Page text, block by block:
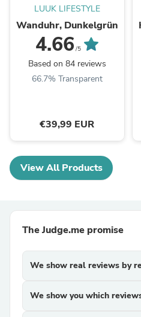
LUUK LIFESTYLE
Wanduhr, Dunkelgrün
4.66 /5
Based on 84 reviews
66.7% Transparent
€39,99 EUR
View All Products
The Judge.me promise
We show real reviews by
We show you which